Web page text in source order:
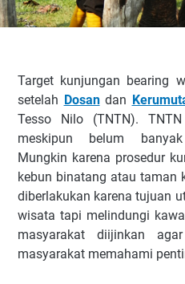
Target kunjungan bearing
setelah Dosandan
Tesso Nilo (TNTN).
meskipun belum
Mungkin karena prosedur
kebun binatang atau taman
diberlakukan karena tujuan
wisata tapi melindungi
masyarakat diijinkan
masyarakat memahami